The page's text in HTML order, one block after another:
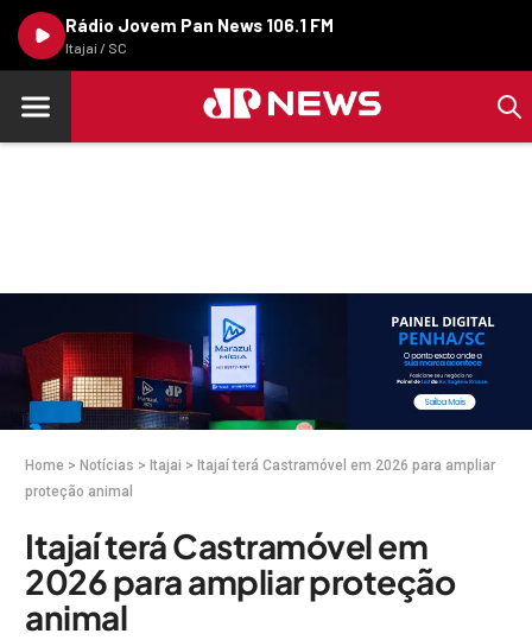
Rádio Jovem Pan News 106.1 FM
Itajaí / SC
Home > Notícias > Itajai > Itajaí terá Castramóvel em 2026 para ampliar
proteção animal
Itajaí terá Castramóvel em
2026 para ampliar proteção
animal